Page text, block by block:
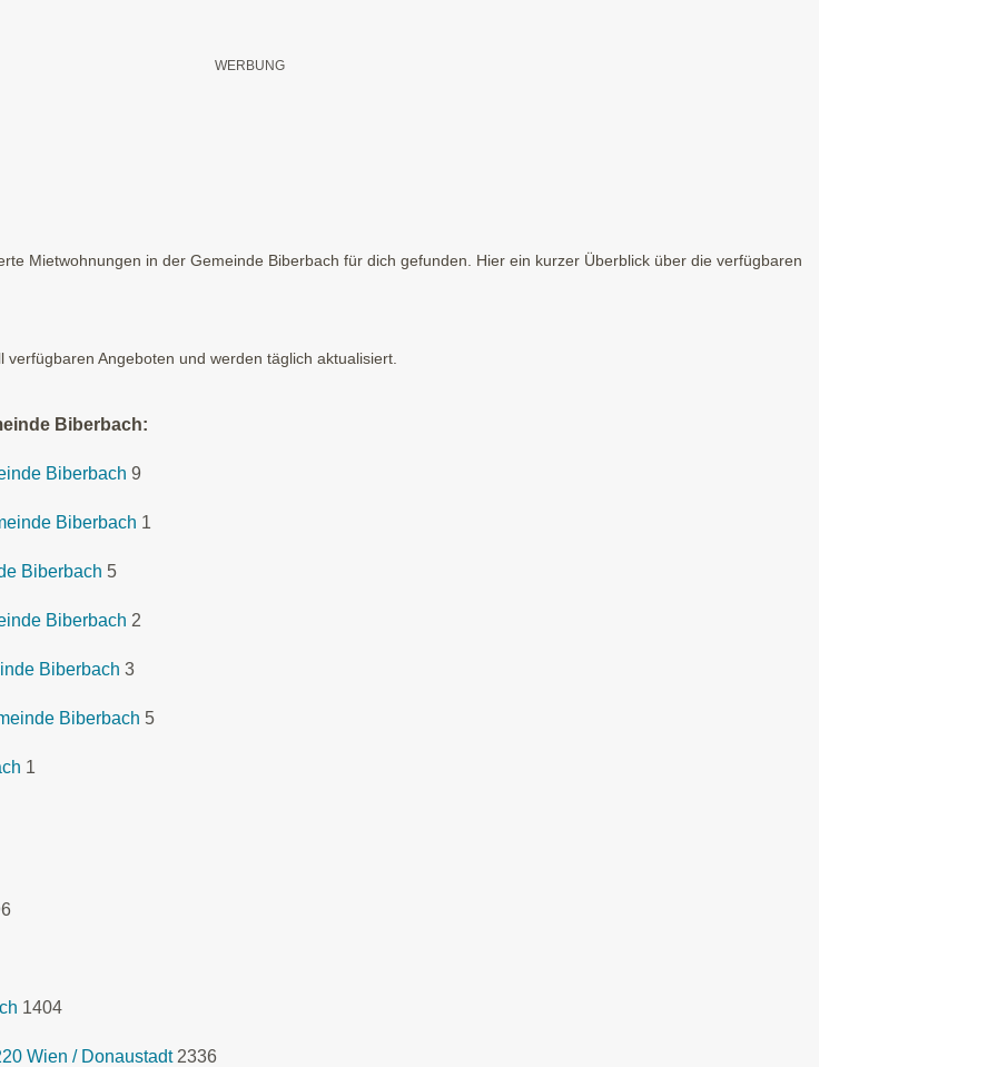
Mietwohnungen in der Gemeinde Biberbach für dich gefunden. Hier ein kurzer Überblick über die verfügbaren
Angeboten und werden täglich aktualisiert.
Biberbach:
Biberbach 9
Biberbach 1
Biberbach 5
Biberbach 2
Biberbach 3
Biberbach 5
1
1404
Wien / Donaustadt 2336